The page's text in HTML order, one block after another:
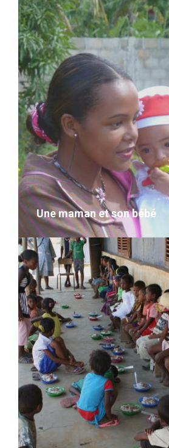
La flore de Madagascar
VOIR LE DÉTAIL
Une maman et son bébé
Une maman et son bébé